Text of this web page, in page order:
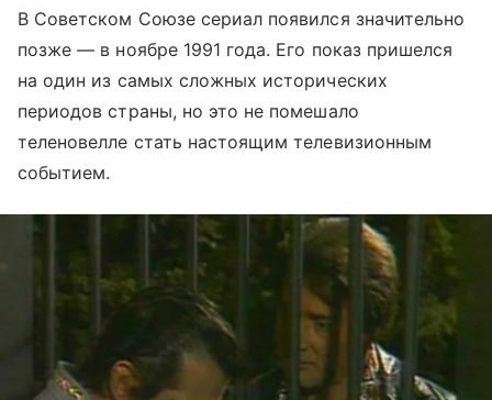
В Советском Союзе сериал появился значительно
позже — в ноябре 1991 года. Его показ пришелся
на один из самых сложных исторических
периодов страны, но это не помешало
теленовелле стать настоящим телевизионным
событием.